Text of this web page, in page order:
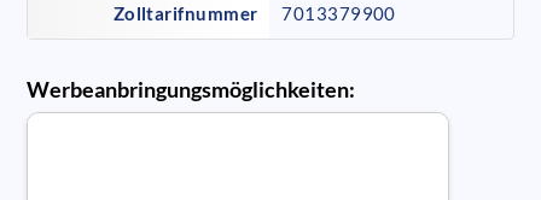
Zolltarifnummer 7013379900
Werbeanbringungsmöglichkeiten: